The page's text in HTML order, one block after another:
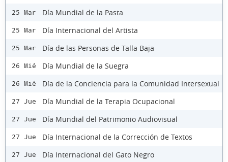
25 Mar Día Mundial de la Pasta
25 Mar Día Internacional del Artista
25 Mar Día de las Personas de Talla Baja
26 Mié Día Mundial de la Suegra
26 Mié Día de la Conciencia para la Comunidad Intersexual
27 Jue Día Mundial de la Terapia Ocupacional
27 Jue Día Mundial del Patrimonio Audiovisual
27 Jue Día Internacional de la Corrección de Textos
27 Jue Día Internacional del Gato Negro